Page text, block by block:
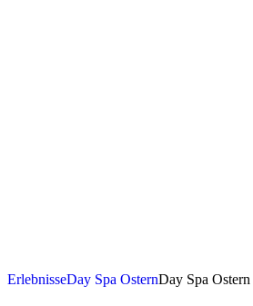
ErlebnisseDay Spa OsternDay Spa